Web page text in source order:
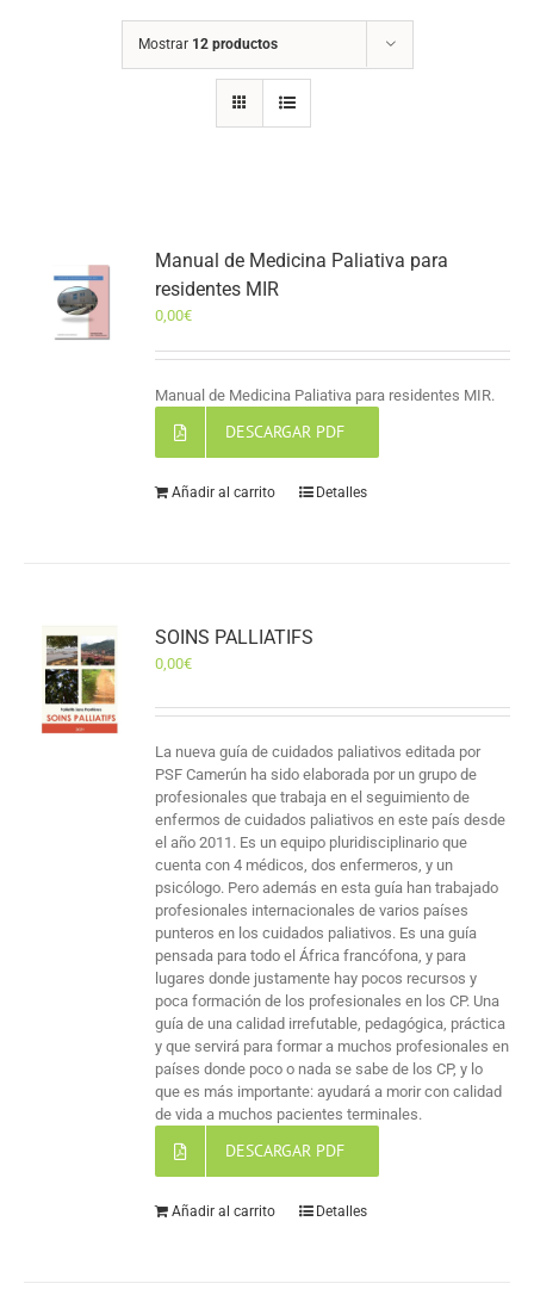
Mostrar 12 productos
Manual de Medicina Paliativa para
residentes MIR
0,00€
Manual de Medicina Paliativa para residentes MIR.
DESCARGAR PDF
Añadir al carrito Detalles
SOINS PALLIATIFS
0,00€
La nueva guía de cuidados paliativos editada por
PSF Camerún ha sido elaborada por un grupo de
profesionales que trabaja en el seguimiento de
enfermos de cuidados paliativos en este país desde
el año 2011. Es un equipo pluridisciplinario que
cuenta con 4 médicos, dos enfermeros, y un
psicólogo. Pero además en esta guía han trabajado
profesionales internacionales de varios países
punteros en los cuidados paliativos. Es una guía
pensada para todo el África francófona, y para
lugares donde justamente hay pocos recursos y
poca formación de los profesionales en los CP. Una
guía de una calidad irrefutable, pedagógica, práctica
y que servirá para formar a muchos profesionales en
países donde poco o nada se sabe de los CP, y lo
que es más importante: ayudará a morir con calidad
de vida a muchos pacientes terminales.
DESCARGAR PDF
Añadir al carrito Detalles